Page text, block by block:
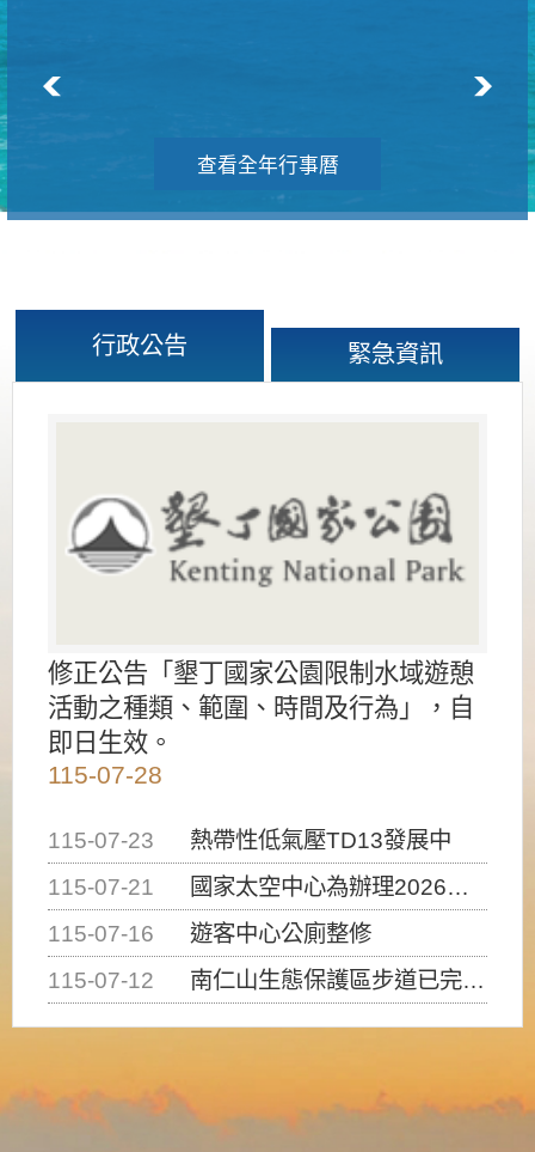
查看全年行事曆
行政公告 緊急資訊
修正公告「墾丁國家公園限制水域遊憩
活動之種類、範圍、時間及行為」，自
即日生效。
115-07-28
115-07-23
熱帶性低氣壓TD13發展中
115-07-21
國家太空中心為辦理2026台灣盃火箭競賽，陸、海、空域警戒及協調相關事宜，因颱風備案事宜
115-07-16
遊客中心公廁整修
115-07-12
南仁山生態保護區步道已完成修復，自115年7月13日（星期一）起恢復開放入園，歡迎民眾依規定申請入園....